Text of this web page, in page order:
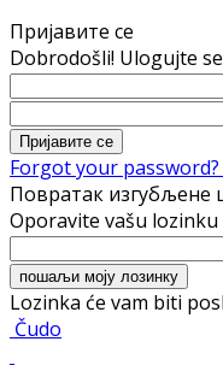
Пријавите се
Dobrodošli! Ulogujte
Forgot your
Повратак изгубљене
Oporavite vašu lozinku
Lozinka će vam biti
Čudo